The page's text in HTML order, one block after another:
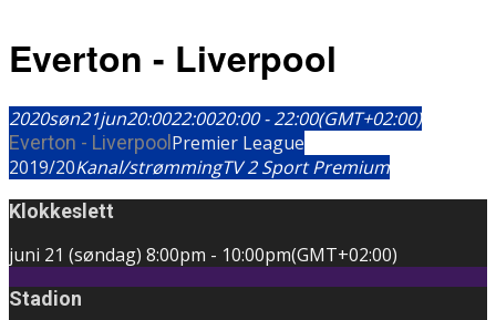
Everton - Liverpool
2020søn21jun20:0022:0020:00 - 22:00(GMT+02:00)
Everton - Liverpool Premier League
2019/20Kanal/strømmingTV 2 Sport Premium
Klokkeslett
juni 21 (søndag) 8:00pm - 10:00pm(GMT+02:00)
Stadion